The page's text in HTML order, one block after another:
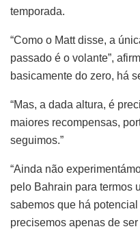
temporada.
“Como o Matt disse, a
passado é o volante”,
basicamente do zero, há
“Mas, a dada altura, é
maiores recompensas,
seguimos.”
“Ainda não
pelo Bahrain para termos
sabemos que há
precisemos apenas de